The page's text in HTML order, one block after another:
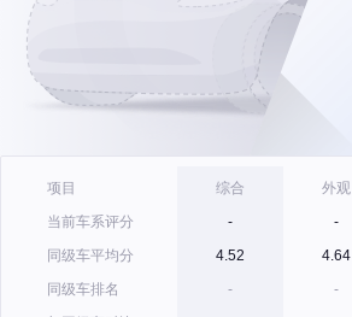
项目
当前车系评分
同级车平均分
同级车排名
综合
-
4.52
-
外观
-
4.64
-